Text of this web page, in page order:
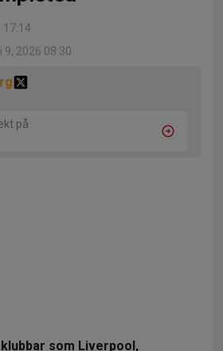
17:14
2026 08:30
på
som Liverpool,